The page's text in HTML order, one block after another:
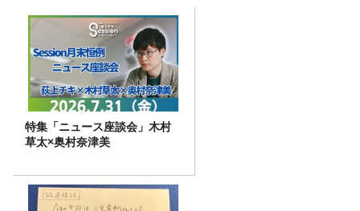
特集「ニュース座談会」木村
草太×奥村奈津美